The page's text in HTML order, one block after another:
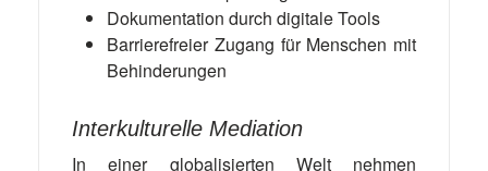
Dokumentation durch digitale Tools
Barrierefreier Zugang für Menschen mit
Behinderungen
Interkulturelle Mediation
In einer globalisierten Welt nehmen